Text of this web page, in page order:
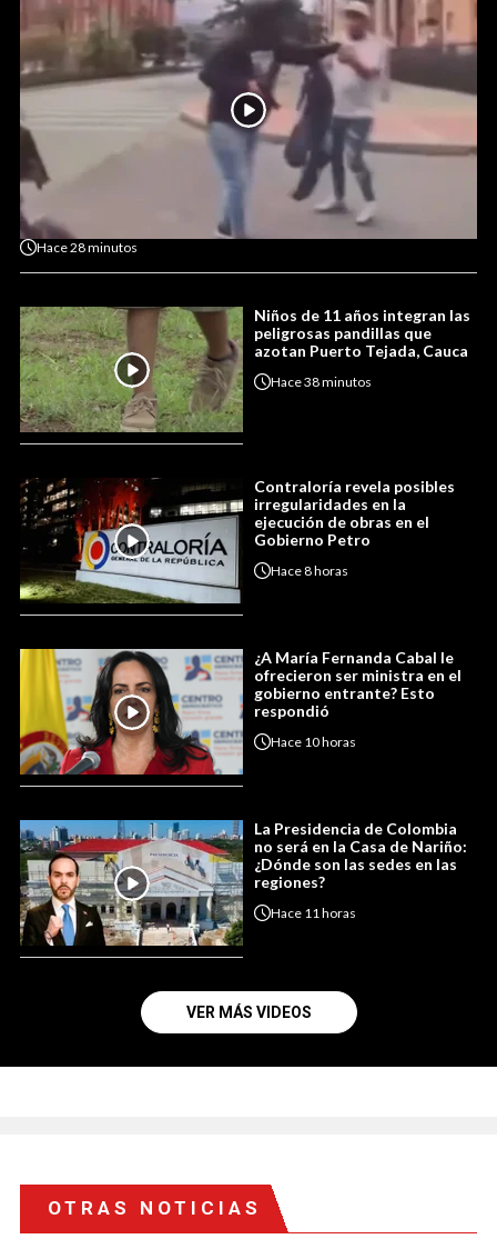
Hace28 minutos
Niños de 11 años integran las
peligrosas pandillas que
azotan Puerto Tejada, Cauca
Hace38 minutos
Contraloría revela posibles
irregularidades en la
ejecución de obras en el
Gobierno Petro
Hace8 horas
¿A María Fernanda Cabal le
ofrecieron ser ministra en el
gobierno entrante? Esto
respondió
Hace 10 horas
La Presidencia de Colombia
no será en la Casa de Nariño:
¿Dónde son las sedes en las
regiones?
Hace 11 horas
VER MÁS VIDEOS
OTRAS NOTICIAS